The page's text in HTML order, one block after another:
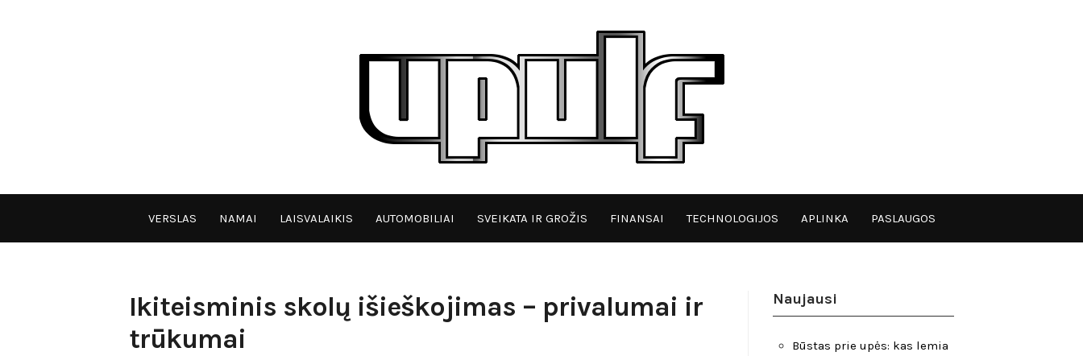
VPULF
VERSLAS NAMAI LAISVALAIKIS AUTOMOBILIAI SVEIKATA IR GROŽIS FINANSAI TECHNOLOGIJOS APLINKA PASLAUGOS
Ikiteisminis skolų išieškojimas – privalumai ir
trūkumai
Naujausi
Būstas prie upės: kas lemia